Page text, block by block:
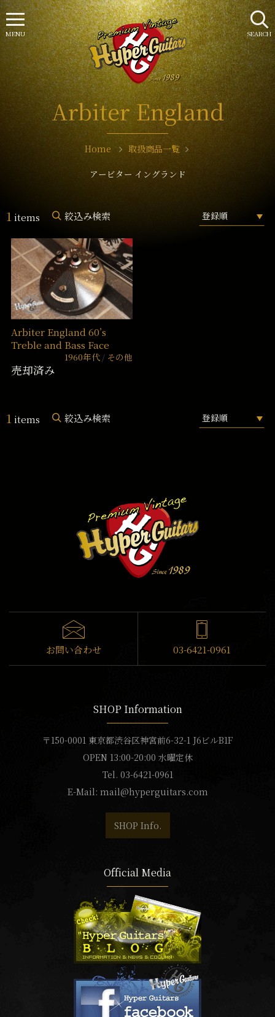
Arbiter England
Home 取扱商品一覧
アービター イングランド
1 items 絞込み検索
Arbiter England 60’s
Treble and Bass Face
1960年代 その他
売却済み
1 items 絞込み検索
SEARCH
MENU
お問い合わせ 03-6421-0961
SHOP Information
〒150-0001 東京都渋谷区神宮前6-32-1 J6ビルB1F
OPEN 13:00-20:00 水曜定休
Tel. 03-6421-0961
E-Mail: mail@hyperguitars.com
SHOP Info.
Official Media